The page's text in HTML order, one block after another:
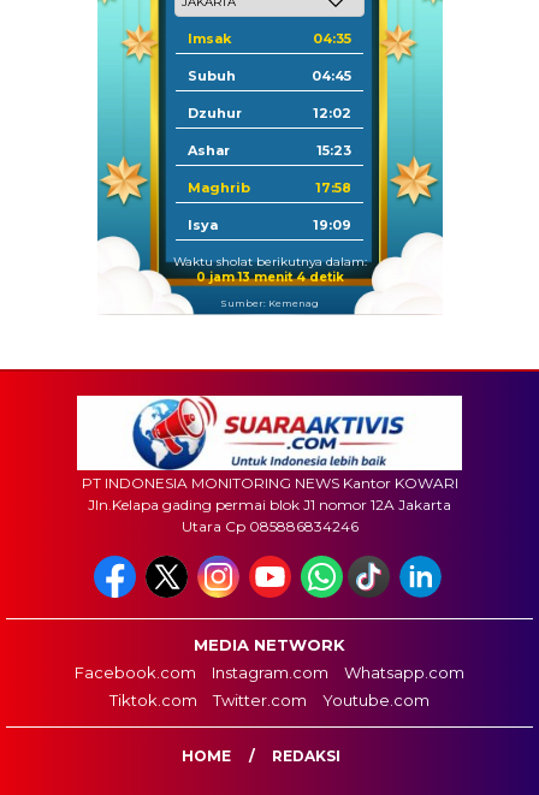
Imsak 04:35
Subuh 04:45
Dzuhur 12:02
Ashar 15:23
Maghrib 17:58
Isya 19:09
Waktu sholat berikutnya dalam:
0 jam 13 menit 2 detik
Sumber: Kemenag
PT INDONESIA MONITORING NEWS Kantor KOWARI
Jln.Kelapa gading permai blok J1 nomor 12A Jakarta
Utara Cp 085886834246
MEDIA NETWORK
Facebook.com
Instagram.com
Whatsapp.com
Tiktok.com
Twitter.com Youtube.com
HOME REDAKSI